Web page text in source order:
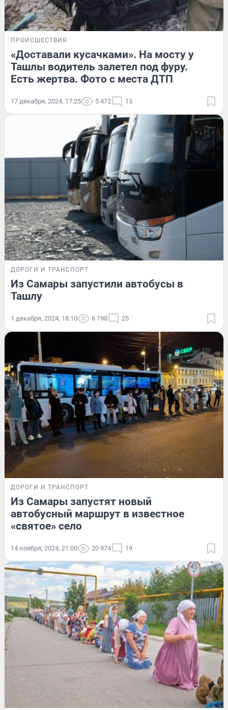
ПРОИСШЕСТВИЯ
«Доставали кусачками». На мосту у
Ташлы водитель залетел под фуру.
Есть жертва. Фото с места ДТП
17 декабря, 2024, 17:25 5 472 13
ДОРОГИ И ТРАНСПОРТ
Из Самары запустили автобусы в
Ташлу
1 декабря, 2024, 18:10 6 198 25
ДОРОГИ И ТРАНСПОРТ
Из Самары запустят новый
автобусный маршрут в известное
«святое» село
14 ноября, 2024, 21:00 20 974 19